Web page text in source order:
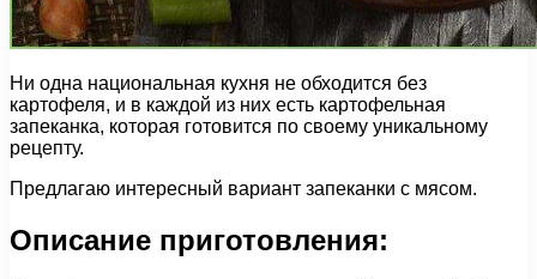
Ни одна национальная кухня не обходится без
картофеля, и в каждой из них есть картофельная
запеканка, которая готовится по своему уникальному
рецепту.
Предлагаю интересный вариант запеканки с мясом.
Описание приготовления: